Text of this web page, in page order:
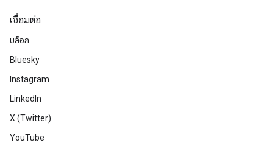
เชื่อมต่อ
บล็อก
Bluesky
Instagram
LinkedIn
X (Twitter)
YouTube